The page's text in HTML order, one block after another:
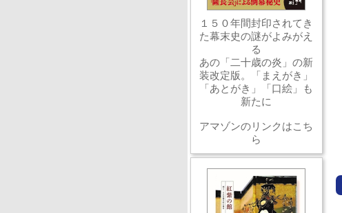
１５０年間封印されてき
た幕末史の謎がよみがえ
る
あの「二十歳の炎」の新
装改定版。「まえがき」
「あとがき」「口絵」も
新たに
アマゾンのリンクはこち
ら